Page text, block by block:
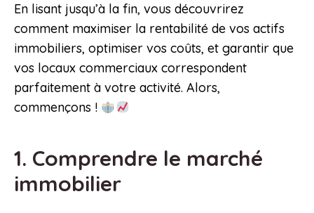
En lisant jusqu’à la fin, vous découvrirez
comment maximiser la rentabilité de vos actifs
immobiliers, optimiser vos coûts, et garantir que
vos locaux commerciaux correspondent
parfaitement à votre activité. Alors,
commençons !
1. Comprendre le marché
immobilier